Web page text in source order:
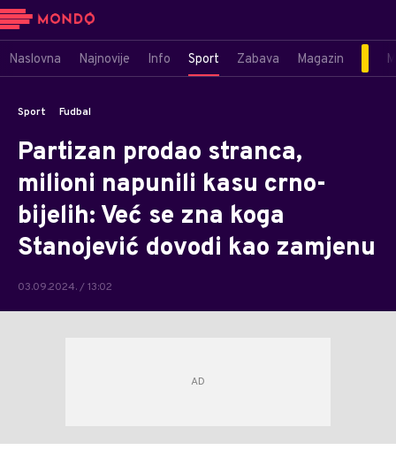
Naslovna Najnovije Info Sport Zabava Magazin
Sport Fudbal
Partizan prodao stranca,
milioni napunili kasu crno-
bijelih: Već se zna koga
Stanojević dovodi kao zamjenu
03.09.2024. / 13:02